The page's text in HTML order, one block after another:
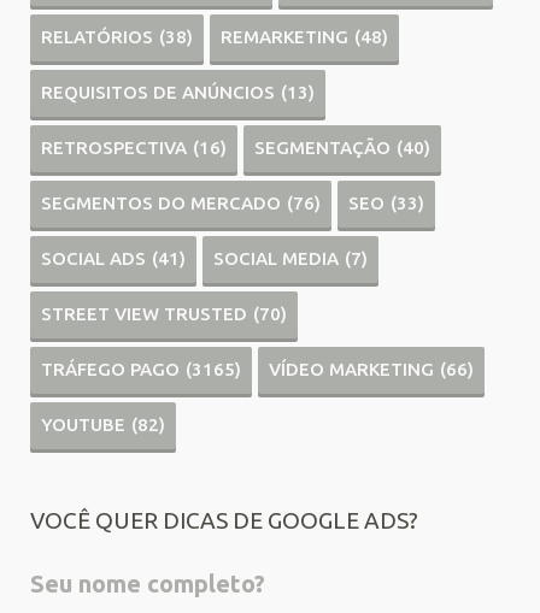
RELATÓRIOS (38) REMARKETING (48)
REQUISITOS DE ANÚNCIOS (13)
RETROSPECTIVA (16) SEGMENTAÇÃO (40)
SEGMENTOS DO MERCADO (76) SEO (33)
SOCIAL ADS (41) SOCIAL MEDIA (7)
STREET VIEW TRUSTED (70)
TRÁFEGO PAGO (3165) VÍDEO MARKETING (66)
YOUTUBE (82)
VOCÊ QUER DICAS DE GOOGLE ADS?
Seu nome completo?